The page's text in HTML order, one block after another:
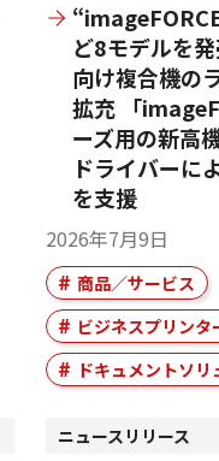
ど8モデルを
向け複合機の
拡充 「
ーズ用の新高
ドライバーに
を支援
2026年7月9日
商品／サービス
ビジネスプリンタ
ドキュメントソリ
ニュースリリース